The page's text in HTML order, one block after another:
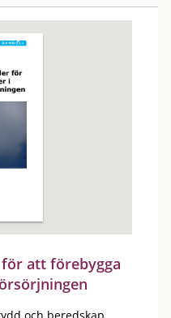
att förebygga